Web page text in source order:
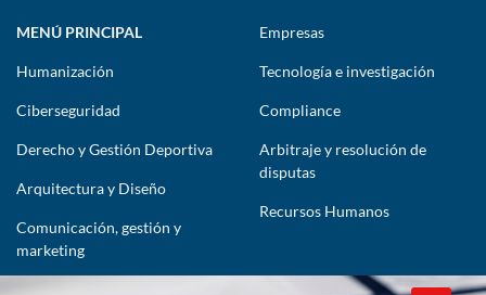
MENÚ PRINCIPAL
Humanización
Ciberseguridad
Derecho y Gestión Deportiva
Arquitectura y Diseño
Comunicación, gestión y
marketing
Empresas
Tecnología e investigación
Compliance
Arbitraje y resolución de
disputas
Recursos Humanos